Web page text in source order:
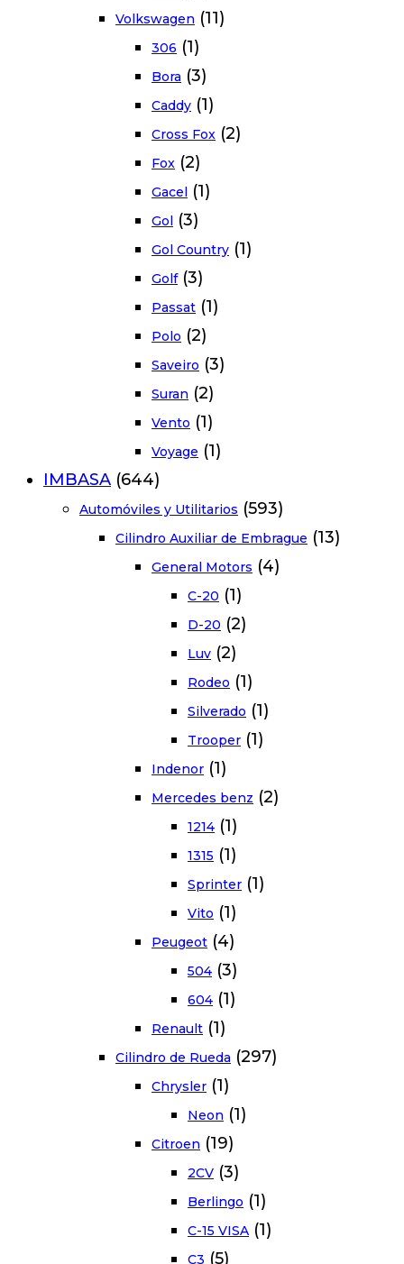
Volkswagen (11)
306 (1)
Bora (3)
Caddy (1)
Cross Fox (2)
Fox (2)
Gacel (1)
Gol (3)
Gol Country (1)
Golf (3)
Passat (1)
Polo (2)
Saveiro (3)
Suran (2)
Vento (1)
Voyage (1)
IMBASA (644)
Automóviles y Utilitarios (593)
Cilindro Auxiliar de Embrague (13)
General Motors (4)
C-20 (1)
D-20 (2)
Luv (2)
Rodeo (1)
Silverado (1)
Trooper (1)
Indenor (1)
Mercedes benz (2)
1214 (1)
1315 (1)
Sprinter (1)
Vito (1)
Peugeot (4)
504 (3)
604 (1)
Renault (1)
Cilindro de Rueda (297)
Chrysler (1)
Neon (1)
Citroen (19)
2CV (3)
Berlingo (1)
C-15 VISA (1)
C3 (5)